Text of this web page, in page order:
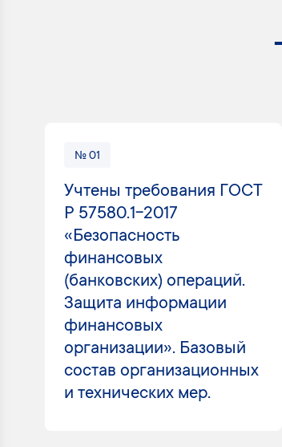
№ 01
Учтены требования ГОСТ
Р 57580.1-2017
«Безопасность
финансовых
(банковских) операций.
Защита информации
финансовых
организации». Базовый
состав организационных
и технических мер.